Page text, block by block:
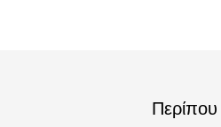
Περίπου